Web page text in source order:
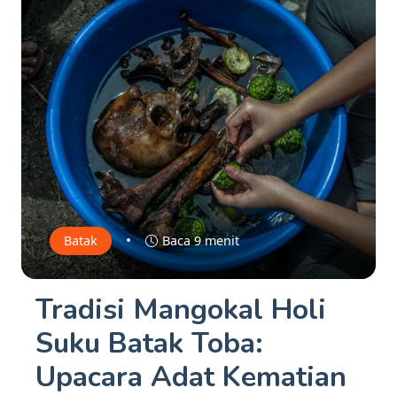
Batak • Baca 9 menit
Tradisi Mangokal Holi
Suku Batak Toba:
Upacara Adat Kematian